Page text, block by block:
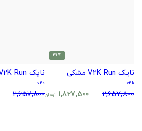
% 31
نایک V2K Run مشکی
v2k
2,657,800
1,827,500 تومان
نایک V2K Run سفید
v2k
2,657,800